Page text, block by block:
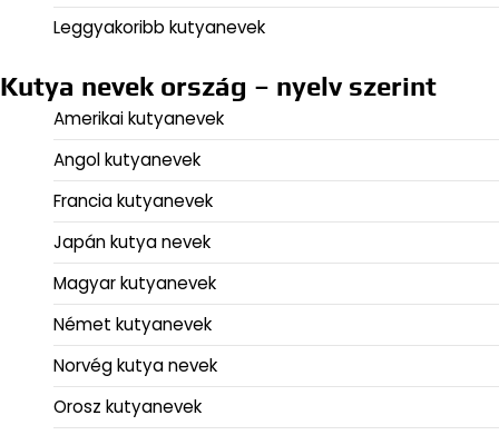
Leggyakoribb kutyanevek
Kutya nevek ország – nyelv szerint
Amerikai kutyanevek
Angol kutyanevek
Francia kutyanevek
Japán kutya nevek
Magyar kutyanevek
Német kutyanevek
Norvég kutya nevek
Orosz kutyanevek